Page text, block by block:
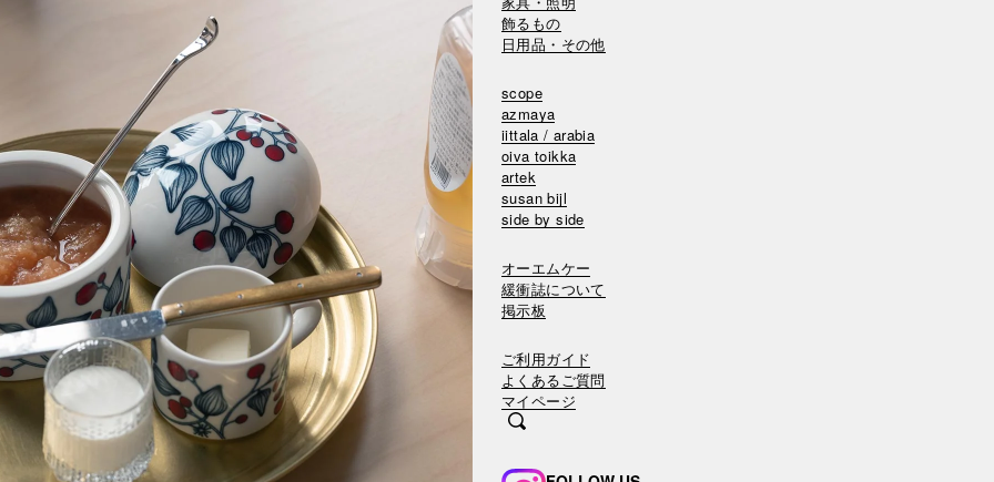
飾るもの
日用品・その他
scope
azmaya
iittala / arabia
oiva toikka
artek
susan bijl
side by side
オーエムケー
緩衝誌について
掲示板
ご利用ガイド
よくあるご質問
マイページ